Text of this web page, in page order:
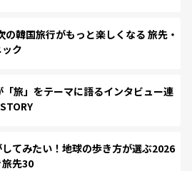
韓国旅行がもっと楽しくなる 旅先・
ク
旅」をテーマに語るインタビュー連
てみたい！地球の歩き方が選ぶ2026
先30